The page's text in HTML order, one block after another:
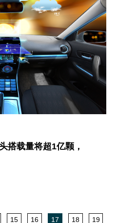
搭载量将超1亿颗，
15 16 17 18
19